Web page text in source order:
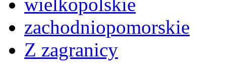
zachodniopomorskie
Z zagranicy